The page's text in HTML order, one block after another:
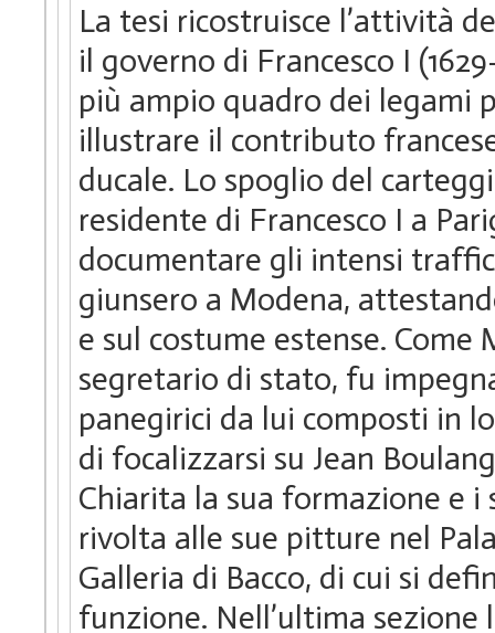
La tesi ricostruisce l’attività
il governo di Francesco I
più ampio quadro dei legami
illustrare il contributo
ducale. Lo spoglio del
residente di Francesco I a
documentare gli intensi
giunsero a Modena,
e sul costume estense.
segretario di stato, fu
panegirici da lui composti in
di focalizzarsi su Jean
Chiarita la sua formazione e i
rivolta alle sue pitture nel
Galleria di Bacco, di cui si
funzione. Nell’ultima sezione